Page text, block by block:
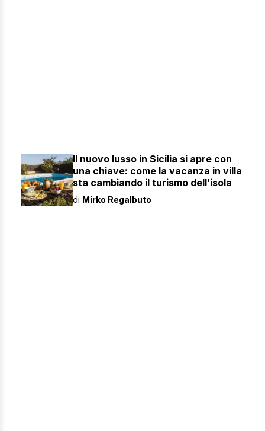
Il nuovo lusso in Sicilia si apre con
una chiave: come la vacanza in villa
sta cambiando il turismo dell’isola
di Mirko Regalbuto